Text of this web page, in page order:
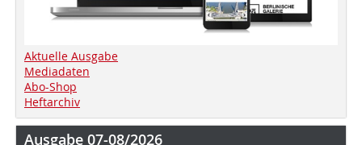
Aktuelle Ausgabe
Mediadaten
Abo-Shop
Heftarchiv
Ausgabe 07-08/2026